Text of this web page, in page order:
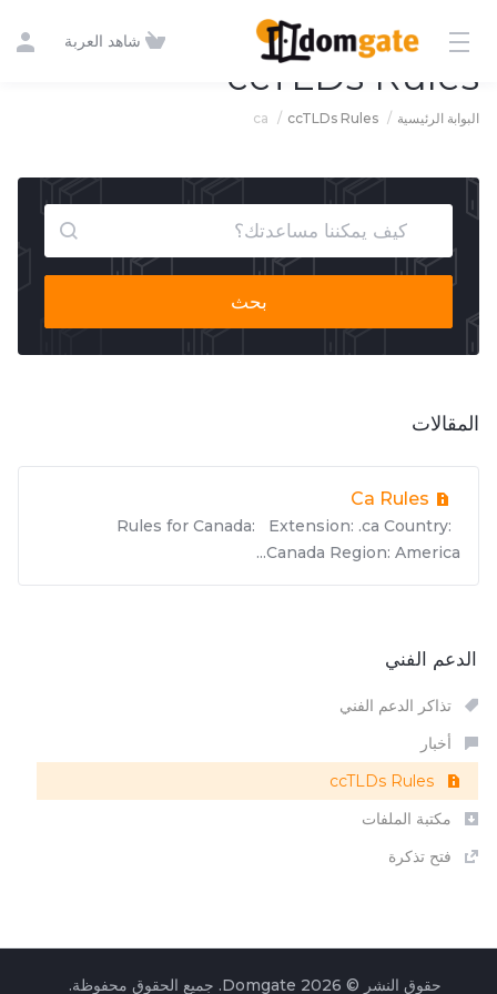
شاهد العربة
ccTLDs Rules
البوابة الرئيسية ccTLDs Rules
ca
بحث
المقالات
Ca Rules
Rules for Canada: Extension: .ca Country:
Canada Region: America...
الدعم الفني
تذاكر الدعم الفني
أخبار
مكتبة الملفات
فتح تذكرة
حقوق النشر © 2026 Domgate. جميع الحقوق محفوظة.